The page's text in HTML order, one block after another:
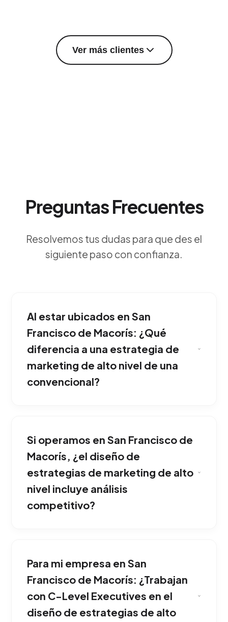
Ver más clientes
Preguntas Frecuentes
Resolvemos tus dudas para que des el
siguiente paso con confianza.
Al estar ubicados en San
Francisco de Macorís: ¿Qué
diferencia a una estrategia de
marketing de alto nivel de una
convencional?
largo plazo que impactan la valoración de la
compañía, la expansión a nuevos territorios y
el liderazgo absoluto del sector. Esta
estrategia ha demostrado una gran eficacia
comercial en San Francisco de Macorís.
Si operamos en San Francisco de
Macorís, ¿el diseño de
estrategias de marketing de alto
nivel incluye análisis
competitivo?
tácticas de fidelización B2B,
automatizaciones de la cadena de ventas y
fusiones estratégicas para dominar el
presencia en San Francisco de Macorís.
Para mi empresa en San
Francisco de Macorís: ¿Trabajan
con C-Level Executives en el
diseño de estrategias de alto